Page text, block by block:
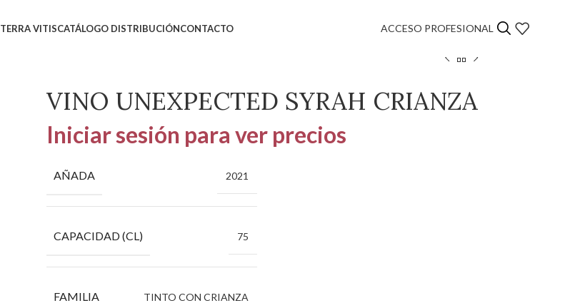
TERRA VITISCATÁLOGO DISTRIBUCIÓNCONTACTO ACCESO PROFESIONAL
VINO UNEXPECTED SYRAH CRIANZA
Iniciar sesión para ver precios
AÑADA 2021
CAPACIDAD (CL) 75
FAMILIA TINTO CON CRIANZA